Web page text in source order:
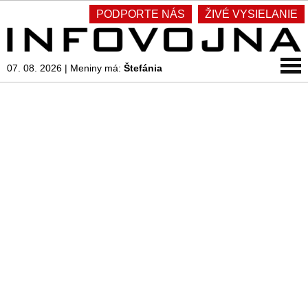
PODPORTE NÁS ŽIVÉ VYSIELANIE
07. 08. 2026 | Meniny má: Štefánia